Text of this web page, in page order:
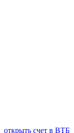
открыть счет в ВТБ